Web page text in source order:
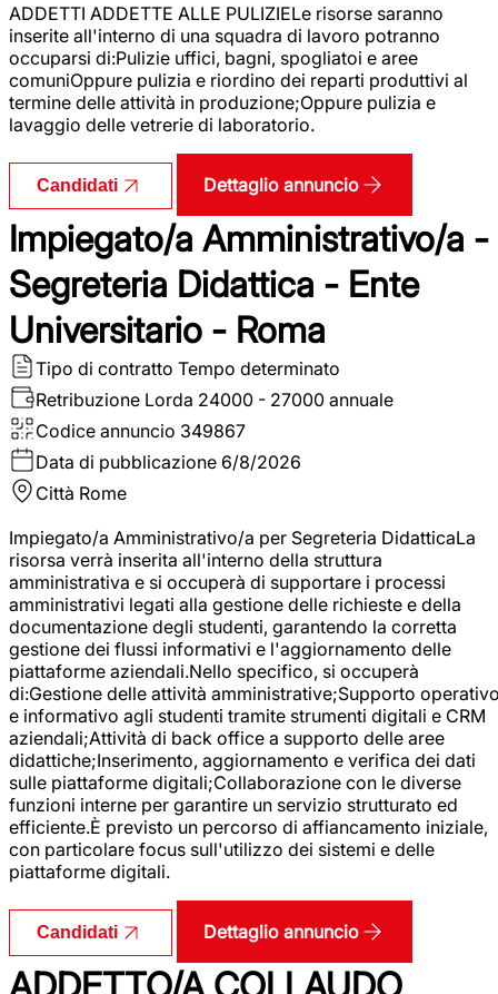
ADDETTI ADDETTE ALLE PULIZIELe risorse saranno
inserite all'interno di una squadra di lavoro potranno
occuparsi di:Pulizie uffici, bagni, spogliatoi e aree
comuniOppure pulizia e riordino dei reparti produttivi al
termine delle attività in produzione;Oppure pulizia e
lavaggio delle vetrerie di laboratorio.
Candidati Dettaglio annuncio
Impiegato/a Amministrativo/a -
Segreteria Didattica - Ente
Universitario - Roma
Tipo di contratto Tempo determinato
Retribuzione Lorda 24000 - 27000 annuale
Codice annuncio 349867
Data di pubblicazione 6/8/2026
Città Rome
Impiegato/a Amministrativo/a per Segreteria DidatticaLa
risorsa verrà inserita all'interno della struttura
amministrativa e si occuperà di supportare i processi
amministrativi legati alla gestione delle richieste e della
documentazione degli studenti, garantendo la corretta
gestione dei flussi informativi e l'aggiornamento delle
piattaforme aziendali.Nello specifico, si occuperà
di:Gestione delle attività amministrative;Supporto
e informativo agli studenti tramite strumenti digitali e CRM
aziendali;Attività di back office a supporto delle aree
didattiche;Inserimento, aggiornamento e verifica dei dati
sulle piattaforme digitali;Collaborazione con le diverse
funzioni interne per garantire un servizio strutturato ed
efficiente.È previsto un percorso di affiancamento iniziale,
con particolare focus sull'utilizzo dei sistemi e delle
piattaforme digitali.
Candidati Dettaglio annuncio
ADDETTO/A COLLAUDO